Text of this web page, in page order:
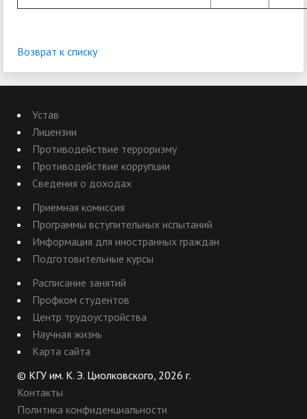
Возврат к списку
Устав
Лицензии
Противодействие терроризму
Противодействие коррупции
Сведения о доходах
Приемная комиссия
Программы вступительных испытаний
Информация для иностранных граждан
Подготовительные курсы
Расписание занятий
Профком студентов
Центр трудоустройства
Научная жизнь
Карта сайта
© КГУ им. К. Э. Циолковского, 2026 г.
Контакты
Политика конфиденциальности